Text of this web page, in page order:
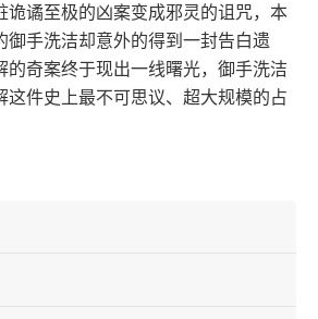
诡谲至极的凶案变成邪灵的诅咒，本
御手洗洁却意外的得到一封告白遗
的奇案终于现出一线曙光，御手洗洁
这件史上最不可思议、超大规模的占